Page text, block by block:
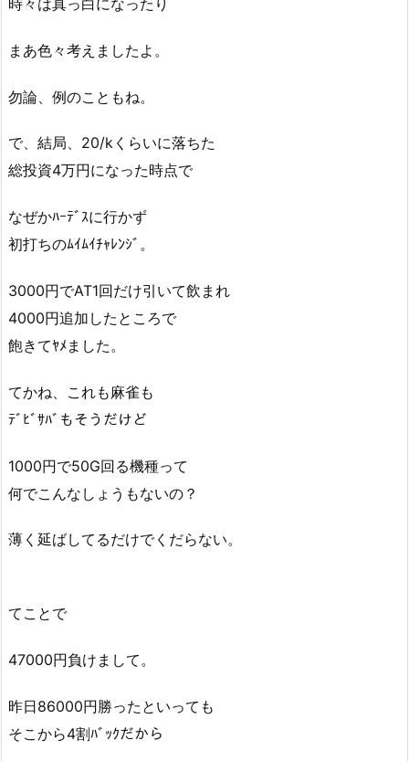
時々は真っ白になったり
まあ色々考えましたよ。
勿論、例のこともね。
で、結局、20/kくらいに落ちた
総投資4万円になった時点で
なぜかﾊｰﾃﾞｽに行かず
初打ちのﾑｲﾑｲﾁｬﾚﾝｼﾞ。
3000円でAT1回だけ引いて飲まれ
4000円追加したところで
飽きてﾔﾒました。
てかね、これも麻雀も
ﾃﾞﾋﾞｻﾊﾞもそうだけど
1000円で50G回る機種って
何でこんなしょうもないの？
薄く延ばしてるだけでくだらない。
てことで
47000円負けまして。
昨日86000円勝ったといっても
そこから4割ﾊﾞｯｸだから